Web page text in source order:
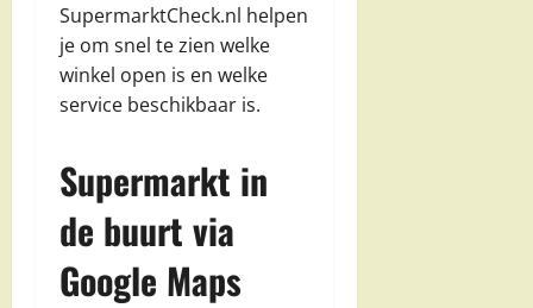
SupermarktCheck.nl helpen
je om snel te zien welke
winkel open is en welke
service beschikbaar is.
Supermarkt in
de buurt via
Google Maps